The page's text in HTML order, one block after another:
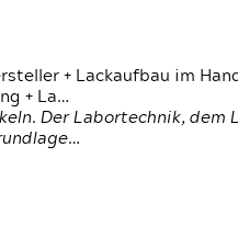
+ Lackaufbau im
+ La…
Der Labortechnik, dem